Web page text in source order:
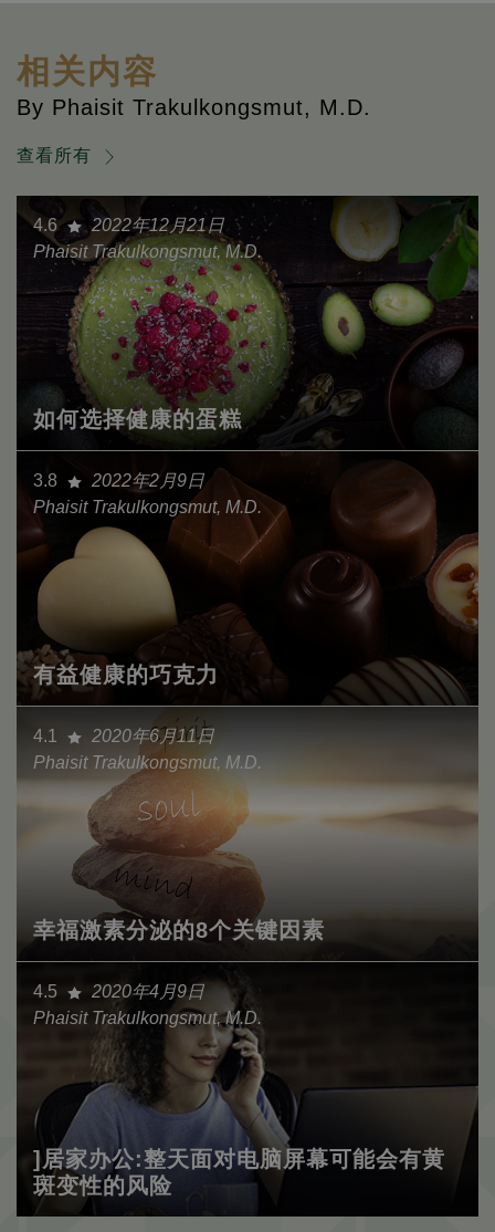
相关内容
By Phaisit Trakulkongsmut, M.D.
查看所有
4.6
2022年12月21日
Phaisit Trakulkongsmut, M.D.
如何选择健康的蛋糕
3.8
2022年2月9日
Phaisit Trakulkongsmut, M.D.
有益健康的巧克力
4.1
2020年6月11日
Phaisit Trakulkongsmut, M.D.
幸福激素分泌的8个关键因素
4.5
2020年4月9日
Phaisit Trakulkongsmut, M.D.
]居家办公:整天面对电脑屏幕可能会有黄
斑变性的风险